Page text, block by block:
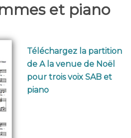
et piano
Téléchargez la partition
de A la venue de Noël
pour trois voix SAB et
piano